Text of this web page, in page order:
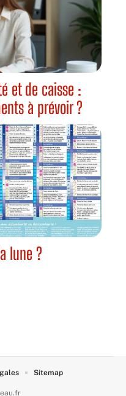
et de caisse :
à prévoir ?
lune ?
Sitemap